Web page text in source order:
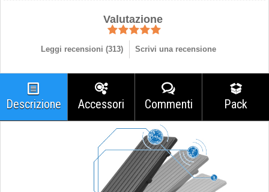
Valutazione
Leggi recensioni (313) Scrivi una recensione
Descrizione Accessori Commenti Pack